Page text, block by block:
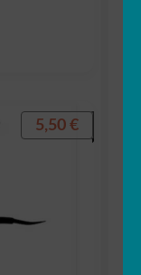
5,50 €